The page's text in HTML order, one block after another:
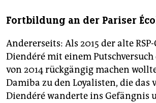
Fortbildung an der Pariser
Andererseits: Als 2015 der alte
Diendéré mit einem
von 2014 rückgängig machen
Damiba zu den Loyalisten, die das
Diendéré wanderte ins Gefängnis